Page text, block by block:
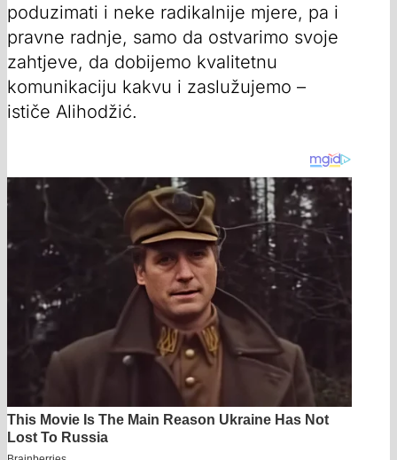
poduzimati i neke radikalnije mjere, pa i
pravne radnje, samo da ostvarimo svoje
zahtjeve, da dobijemo kvalitetnu
komunikaciju kakvu i zaslužujemo –
ističe Alihodžić.